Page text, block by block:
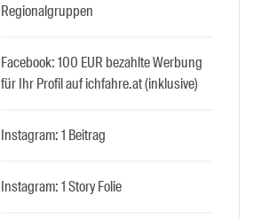
Regionalgruppen
Facebook: 100 EUR bezahlte Werbung
für Ihr Profil auf ichfahre.at (inklusive)
Instagram: 1 Beitrag
Instagram: 1 Story Folie